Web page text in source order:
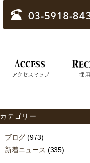
カテゴリー
ブログ (973)
新着ニュース (335)